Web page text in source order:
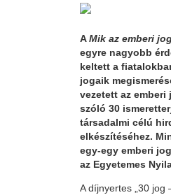
AMik az emberi
egyre nagyobb
keltett a
jogaik
vezetett az emberi
szóló 30
társadalmi célú
elkészítéséhez.
egy-egy emberi
az Egyetemes
A díjnyertes „30 jog